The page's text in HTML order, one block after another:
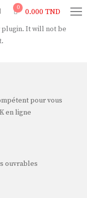
0 0.000 TND
plugin. It will not be
pour vous
en ligne
ouvrables